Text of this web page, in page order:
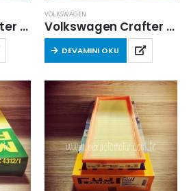
Volkswagen Crafter 2011-2016 Arası 2.0 Dizel Hava Filtresi
VOLKSWAGEN
Volkswagen Crafter 2011-2016 Arası 2.0 Dizel Hava Filtresi
DEVAMINI OKU